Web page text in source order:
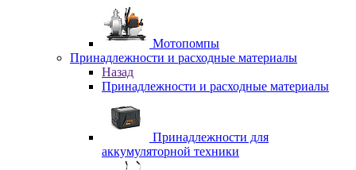
Мотопомпы
Принадлежности и расходные материалы
Назад
Принадлежности и расходные материалы
Принадлежности для
аккумуляторной техники